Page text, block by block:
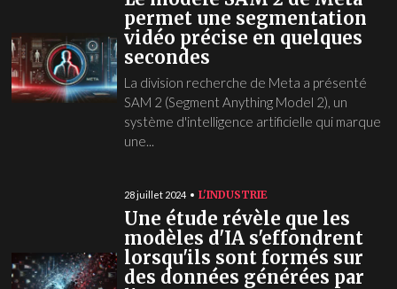
permet une segmentation
vidéo précise en quelques
secondes
La division recherche de Meta a présenté
SAM 2 (Segment Anything Model 2), un
système d'intelligence artificielle qui marque
une...
28 juillet 2024 L'INDUSTRIE
Une étude révèle que les
modèles d'IA s'effondrent
lorsqu'ils sont formés sur
des données générées par